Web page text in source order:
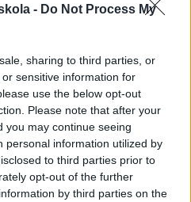
- Do Not Process My
sharing to third parties, or
sensitive information for
use the below opt-out
Please note that after your
you may continue seeing
personal information utilized by
to third parties prior to
opt-out of the further
by third parties on the